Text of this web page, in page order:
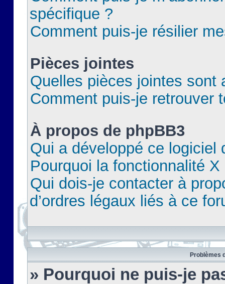
spécifique ?
Comment puis-je résilier
Pièces jointes
Quelles pièces jointes sont
Comment puis-je retrouver
À propos de phpBB3
Qui a développé ce logiciel
Pourquoi la fonctionnalité X
Qui dois-je contacter à
d’ordres légaux liés à ce
Problèmes
» Pourquoi ne puis-je